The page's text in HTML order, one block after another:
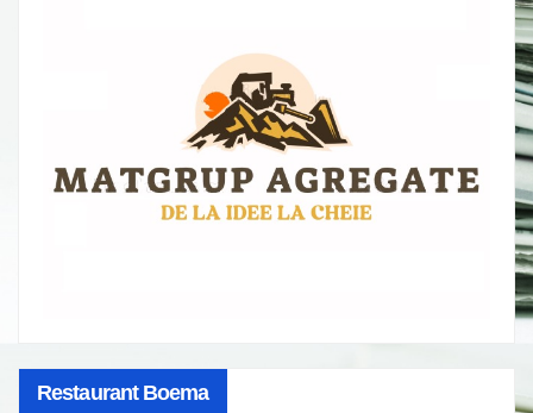
Restaurant Boema